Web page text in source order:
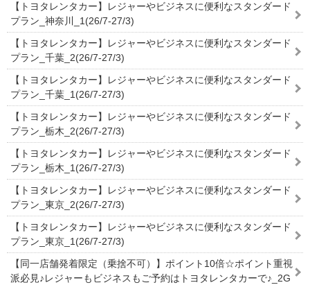
【トヨタレンタカー】レジャーやビジネスに便利なスタンダード
プラン_神奈川_1(26/7-27/3)
【トヨタレンタカー】レジャーやビジネスに便利なスタンダード
プラン_千葉_2(26/7-27/3)
【トヨタレンタカー】レジャーやビジネスに便利なスタンダード
プラン_千葉_1(26/7-27/3)
【トヨタレンタカー】レジャーやビジネスに便利なスタンダード
プラン_栃木_2(26/7-27/3)
【トヨタレンタカー】レジャーやビジネスに便利なスタンダード
プラン_栃木_1(26/7-27/3)
【トヨタレンタカー】レジャーやビジネスに便利なスタンダード
プラン_東京_2(26/7-27/3)
【トヨタレンタカー】レジャーやビジネスに便利なスタンダード
プラン_東京_1(26/7-27/3)
【同一店舗発着限定（乗捨不可）】ポイント10倍☆ポイント重視
派必見♪レジャーもビジネスもご予約はトヨタレンタカーで♪_2G